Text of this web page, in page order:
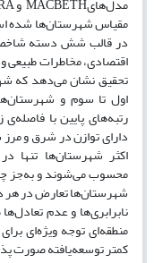
در قالب شش دسته شاخص
اقتصادی، مخاطرات
تحقیق نشان می‌دهد که
اول تا سوم و
رتبه‌های پایین با
دارای توازن در شرق و
اکثر شهرستان‌ها تنها
محسوب می‌شوند و به‌جز
شهرستان‌ها تعارض در هر
نابرابری‌ها و عدم
منطقه‌ای توجه ویژه‌ای
کمتر توسعه‌یافته صورت